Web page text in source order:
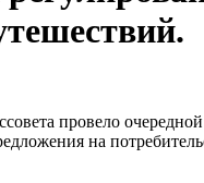
провело
на